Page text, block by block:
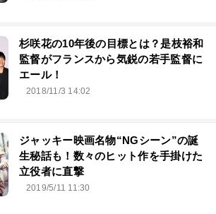
杉咲花の10年後の目標とは？是枝裕和
監督がフランスから気鋭の若手監督に
エール！
2018/11/3 14:02
ジャッキー映画名物“NGシーン”の誕
生秘話も！数々のヒット作を手掛けた
立役者に直撃
2019/5/11 11:30